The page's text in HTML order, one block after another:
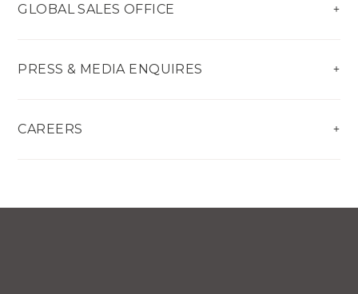
GLOBAL SALES OFFICE
PRESS & MEDIA ENQUIRES
CAREERS